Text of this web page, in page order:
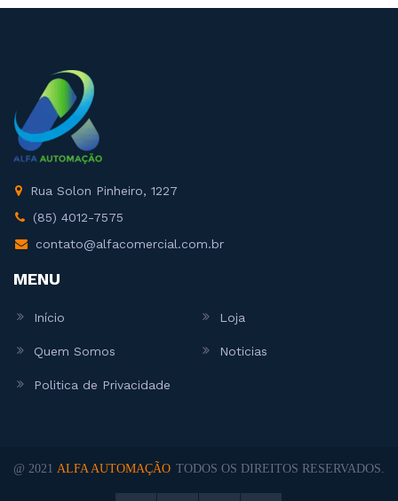
Rua Solon Pinheiro, 1227
(85) 4012-7575
contato@alfacomercial.com.br
MENU
Início Loja
Quem Somos Noticias
Politica de Privacidade
@ 2021 ALFA AUTOMAÇÃO TODOS OS DIREITOS RESERVADOS.